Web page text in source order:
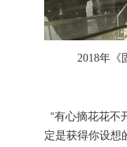
2018年《
“有心摘花花不
定是获得你设想